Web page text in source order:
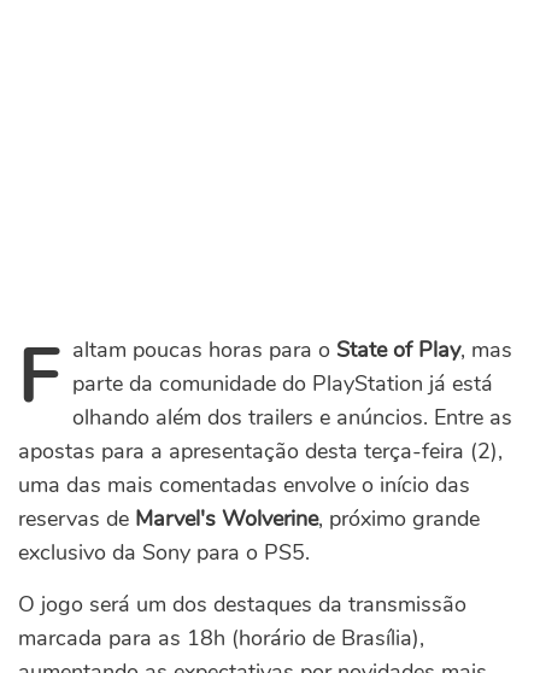
F altam poucas horas para oState of Play, mas
parte da comunidade do PlayStation já está
olhando além dos trailers e anúncios. Entre as
apostas para a apresentação desta terça-feira (2),
uma das mais comentadas envolve o início das
reservas de Marvel's Wolverine, próximo grande
exclusivo da Sony para o PS5.
O jogo será um dos destaques da transmissão
marcada para as 18h (horário de Brasília),